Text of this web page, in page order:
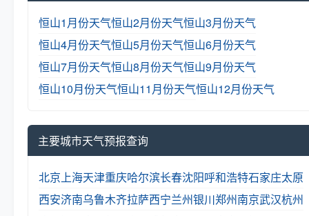
恒山1月份天气恒山2月份天气恒山3月份天气
恒山4月份天气恒山5月份天气恒山6月份天气
恒山7月份天气恒山8月份天气恒山9月份天气
恒山10月份天气恒山11月份天气恒山12月份天气
主要城市天气预报查询
北京 上海天津重庆哈尔滨长春沈阳呼和浩特石家庄太原
西安济南乌鲁木齐拉萨西宁兰州银川郑州南京武汉杭州